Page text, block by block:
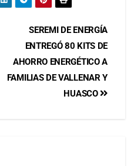
SEREMI DE ENERGÍA
ENTREGÓ 80 KITS DE
AHORRO ENERGÉTICO A
FAMILIAS DE VALLENAR Y
HUASCO